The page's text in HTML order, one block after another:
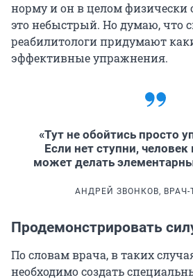
норму и он в целом физически
это небыстрый. Но думаю, что
реабилитологи придумают
эффективные упражнения.
«Тут не обойтись просто
Если нет ступни,
может делать
АНДРЕЙ ЗВОНКОВ, ВРАЧ-
Продемонстрировать
По словам врача, в таких
необходимо создать